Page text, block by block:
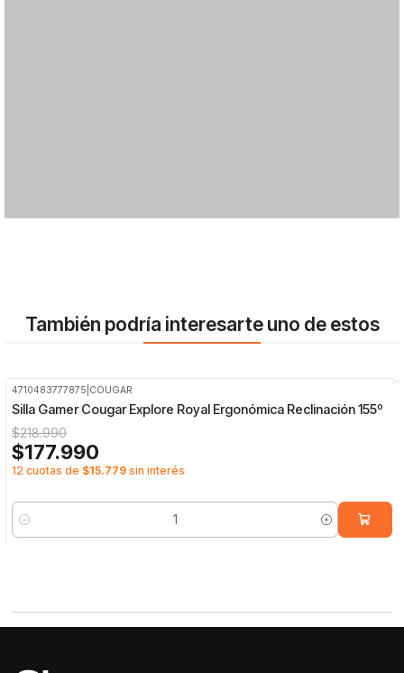
También podría interesarte uno de estos
4710483777875 COUGAR
Silla Gamer Cougar Explore Royal Ergonómica Reclinación 155º
$218.990
$177.990
12 cuotas de $15.779 sin interés
Cantidad